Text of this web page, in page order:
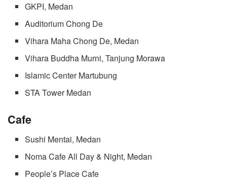
GKPI, Medan
Auditorium Chong De
Vihara Maha Chong De, Medan
Vihara Buddha Murni, Tanjung Morawa
Islamic Center Martubung
STA Tower Medan
Cafe
Sushi Mentai, Medan
Noma Cafe All Day & Night, Medan
People’s Place Cafe